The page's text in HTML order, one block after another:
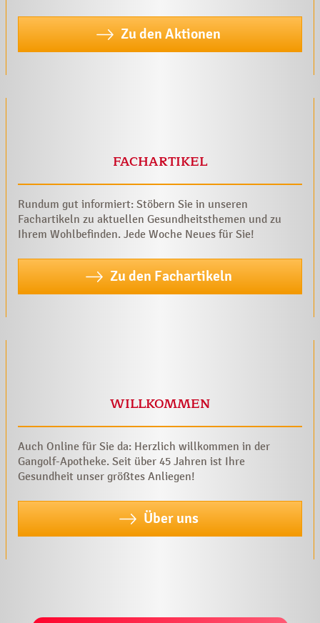
Zu den Aktionen
FACHARTIKEL
Rundum gut informiert: Stöbern Sie in unseren
Fachartikeln zu aktuellen Gesundheitsthemen und zu
Ihrem Wohlbefinden. Jede Woche Neues für Sie!
Zu den Fachartikeln
WILLKOMMEN
Auch Online für Sie da: Herzlich willkommen in der
Gangolf-Apotheke. Seit über 45 Jahren ist Ihre
Gesundheit unser größtes Anliegen!
Über uns